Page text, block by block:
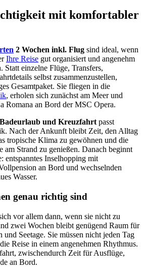
mit komfortabler
2 Wochen inkl. Flug sind ideal, wenn
Ihre Reise gut organisiert und angenehm
Statt einzelne Flüge, Transfers,
selbst zusammenzustellen,
Gesamtpaket. Sie fliegen in die
, erholen sich zunächst am Meer und
Romana an Bord der MSC Opera.
Badeurlaub und Kreuzfahrtpasst
Nach der Ankunft bleibt Zeit, den Alltag
tropische Klima zu gewöhnen und die
am Strand zu genießen. Danach beginnt
entspanntes Inselhopping mit
an Bord und wechselnden
Wasser.
genau richtig sind
vor allem dann, wenn sie nicht zu
zwei Wochen bleibt genügend Raum für
Seetage. Sie müssen nicht jeden Tag
Reise in einem angenehmen Rhythmus.
zwischendurch Zeit für Ausflüge,
an Bord.